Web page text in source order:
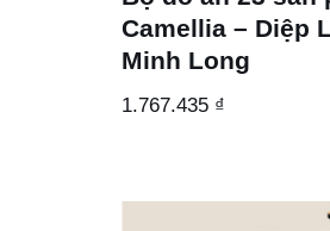
Camellia – Diệp
Minh Long
1.767.435 ₫